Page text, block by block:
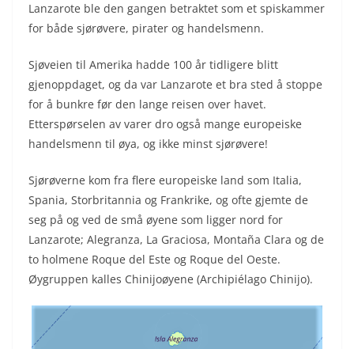
Lanzarote ble den gangen betraktet som et spiskammer
for både sjørøvere, pirater og handelsmenn.
Sjøveien til Amerika hadde 100 år tidligere blitt
gjenoppdaget, og da var Lanzarote et bra sted å stoppe
for å bunkre før den lange reisen over havet.
Etterspørselen av varer dro også mange europeiske
handelsmenn til øya, og ikke minst sjørøvere!
Sjørøverne kom fra flere europeiske land som Italia,
Spania, Storbritannia og Frankrike, og ofte gjemte de
seg på og ved de små øyene som ligger nord for
Lanzarote; Alegranza, La Graciosa, Montaña Clara og de
to holmene Roque del Este og Roque del Oeste.
Øygruppen kalles Chinijoøyene (Archipiélago Chinijo).